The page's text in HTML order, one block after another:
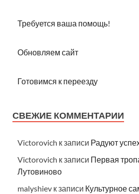
Требуется ваша помощь!
Обновляем сайт
Готовимся к переезду
СВЕЖИЕ КОММЕНТАРИИ
Victorovich к записи Радуют
Victorovich к записи Первая
Лутовиново
malyshiev к записи Культурное